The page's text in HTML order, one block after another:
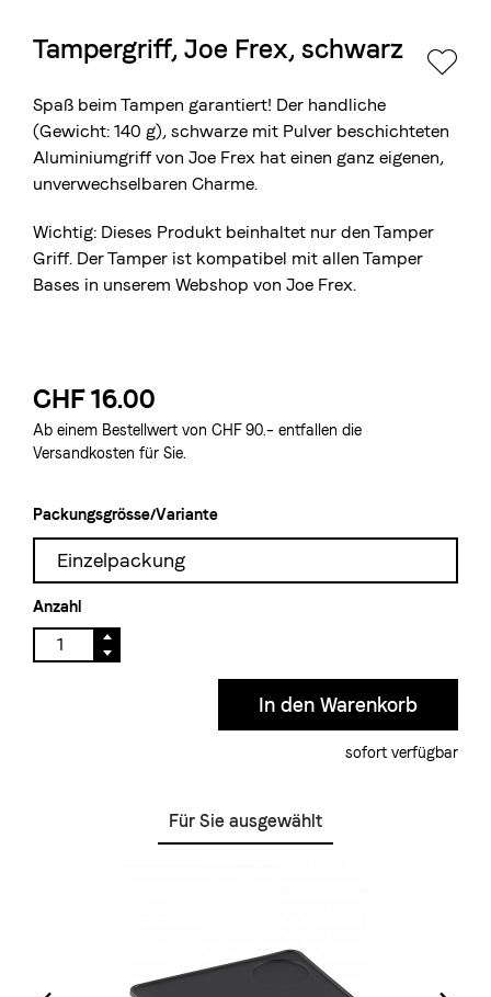
Die Berner Rösterei
Rösterei Kaffee und Bar
Blaser Trading
© 2026 Blasercafé AG
Tampergriff, Joe Frex, schwarz
Spaß beim Tampen garantiert! Der handliche
(Gewicht: 140 g), schwarze mit Pulver beschichteten
Aluminiumgriff von Joe Frex hat einen ganz eigenen,
unverwechselbaren Charme.
Wichtig: Dieses Produkt beinhaltet nur den Tamper
Griff. Der Tamper ist kompatibel mit allen Tamper
Bases in unserem Webshop von Joe Frex.
CHF 16.00
Ab einem Bestellwert von CHF 90.– entfallen die
Versandkosten für Sie.
Packungsgrösse/Variante
Einzelpackung
Anzahl
sofort verfügbar
Für Sie ausgewählt